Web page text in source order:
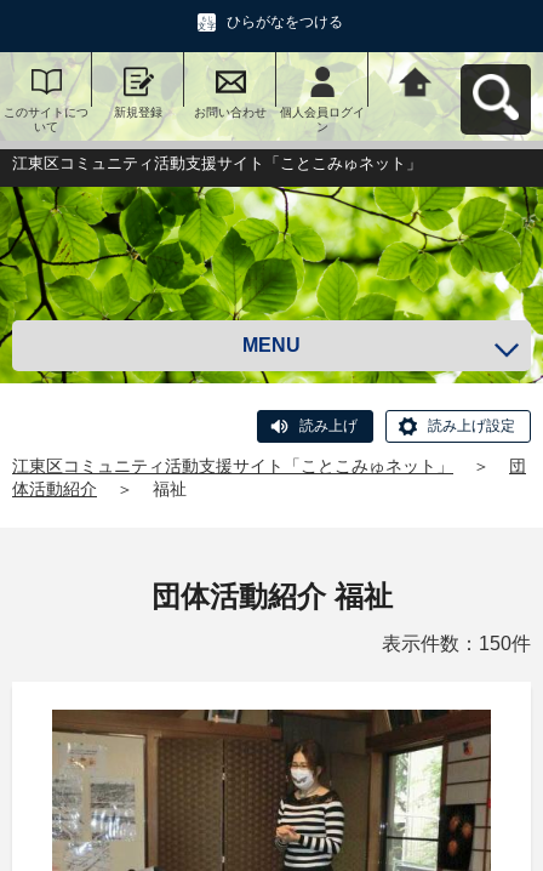
ひらがなをつける
このサイトにつ
いて
新規登録 お問い合わせ
個人会員ログイ
ン
江東区コミュニ
ティ活動支援サ
イト「ことこみ
ゅネット」へ戻
る
江東区コミュニティ活動支援サイト「ことこみゅネット」
MENU
読み上げ 読み上げ設定
江東区コミュニティ活動支援サイト「ことこみゅネット」 ＞
団
体活動紹介
＞ 福祉
団体活動紹介 福祉
表示件数：150件